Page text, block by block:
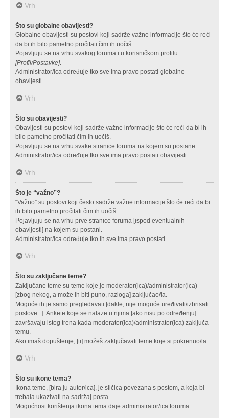
Vrh
Što su globalne obavijesti?
Globalne obavijesti su postovi koji sadrže važne informacije što će reći
da bi ih bilo pametno pročitati čim ih uočiš.
Pojavljuju se na vrhu svakog foruma i u korisničkom profilu
[Profil/Postavke].
Administrator/ica određuje tko sve ima pravo postati globalne
obavijesti.
Vrh
Što su obavijesti?
Obavijesti su postovi koji sadrže važne informacije što će reći da bi ih
bilo pametno pročitati čim ih uočiš.
Pojavljuju se na vrhu svake stranice foruma na kojem su postane.
Administrator/ica određuje tko sve ima pravo postati obavijesti.
Vrh
Što je “važno”?
“Važno” su postovi koji često sadrže važne informacije što će reći da bi
ih bilo pametno pročitati čim ih uočiš.
Pojavljuju se na vrhu prve stranice foruma [ispod eventualnih
obavijesti] na kojem su postani.
Administrator/ica određuje tko ih sve ima pravo postati.
Vrh
Što su zaključane teme?
Zaključane teme su teme koje je moderator(ica)/administrator(ica)
[zbog nekog, a može ih biti puno, razloga] zaključao/la.
Moguće ih je samo pregledavati [dakle, nije moguće uređivati/izbrisati...
postove...]. Ankete koje se nalaze u njima [ako nisu po određenju]
završavaju istog trena kada moderator(ica)/administrator(ica) zaključa
temu.
Ako imaš dopuštenje, [ti] možeš zaključavati teme koje si pokrenuo/la.
Vrh
Što su ikone tema?
Ikona teme, [bira ju autor/ica], je sličica povezana s postom, a koja bi
trebala ukazivati na sadržaj posta.
Mogućnost korištenja ikona tema daje administrator/ica foruma.